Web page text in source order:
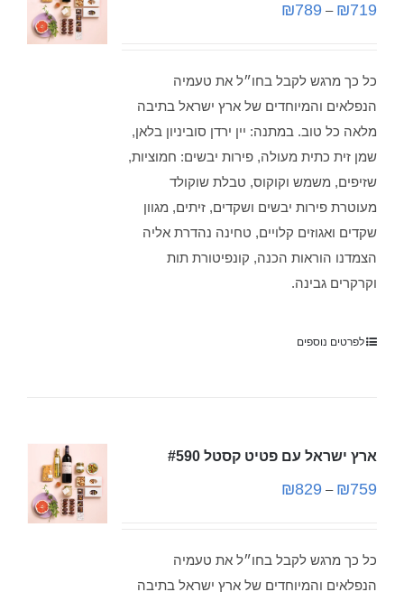
₪719
–
₪789
כל כך מרגש לקבל בחו״ל את טעמיה
הנפלאים והמיוחדים של ארץ ישראל בתיבה
מלאה כל טוב. במתנה: יין ירדן סוביניון בלאן,
שמן זית כתית מעולה, פירות יבשים: חמוציות,
שזיפים, משמש וקוקוס, טבלת שוקולד
מעוטרת פירות יבשים ושקדים, זיתים, מגוון
שקדים ואגוזים קלויים, טחינה נהדרת אליה
הצמדנו הוראות הכנה, קונפיטורת תות
וקרקרים גבינה.
לפרטים נוספים
ארץ ישראל עם פטיט קסטל #590
₪759
–
₪829
כל כך מרגש לקבל בחו״ל את טעמיה
הנפלאים והמיוחדים של ארץ ישראל בתיבה